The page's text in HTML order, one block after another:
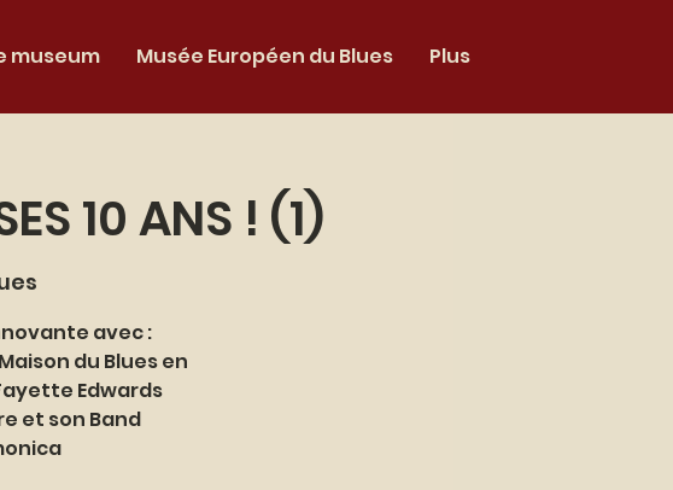
museum Musée Européen du Blues Plus
10 ANS ! (1)
avec :
du Blues en
Edwards
et son Band